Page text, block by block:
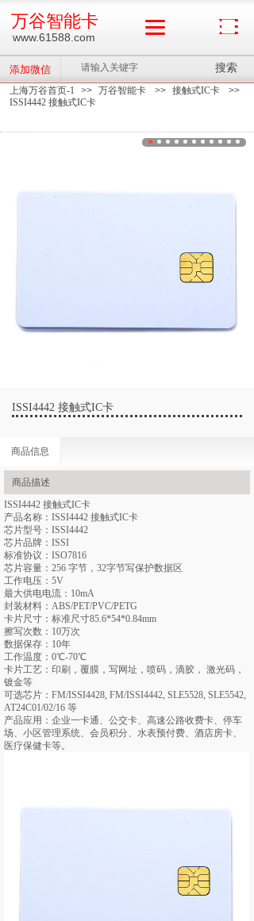
上海万谷首页-1 >> 万谷智能卡 >> 接触式IC卡
>>
ISSI4442 接触式IC卡
ISSI4442 接触式IC卡
商品信息
商品描述
ISSI4442 接触式IC卡
产品名称：ISSI4442 接触式IC卡
芯片型号：ISSI4442
芯片品牌：ISSI
标准协议：ISO7816
芯片容量：256 字节，32字节写保护数据区
工作电压：5V
最大供电电流：10mA
封装材料：ABS/PET/PVC/PETG
卡片尺寸：标准尺寸85.6*54*0.84mm
擦写次数：10万次
数据保存：10年
工作温度：0℃-70℃
卡片工艺：印刷，覆膜，写网址，喷码，滴胶， 激光码，
镀金等
可选芯片：FM/ISSI4428, FM/ISSI4442, SLE5528, SLE5542,
AT24C01/02/16 等
产品应用：企业一卡通、公交卡、高速公路收费卡、停车
场、小区管理系统、会员积分、水表预付费、酒店房卡、
医疗保健卡等。
添加微信 搜索
www.61588.com
万谷智能卡